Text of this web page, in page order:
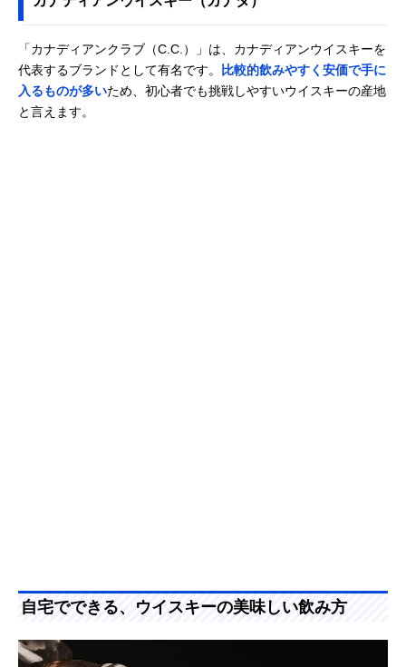
「カナディアンクラブ（C.C.）」は、カナディアンウイスキーを
代表するブランドとして有名です。
比較的飲みやすく安価で手に
入るものが多いため、初心者でも挑戦しやすいウイスキーの産地
と言えます。
自宅でできる、ウイスキーの美味しい飲み方